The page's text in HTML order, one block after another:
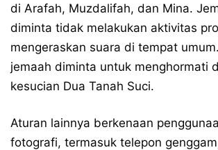
di Arafah, Muzdalifah, dan Mina.
diminta tidak melakukan aktivitas
mengeraskan suara di tempat
jemaah diminta untuk menghormati
kesucian Dua Tanah Suci.
Aturan lainnya berkenaan
fotografi, termasuk telepon